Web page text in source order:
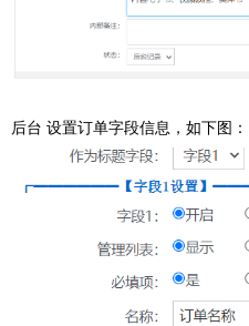
后台 设置订单字段信息，如下图：